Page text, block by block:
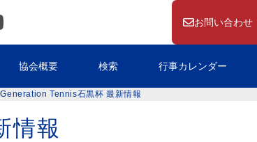
お問い合わせ
協会概要 検索 行事カレンダー
Tennis石黒杯 最新情報
情報